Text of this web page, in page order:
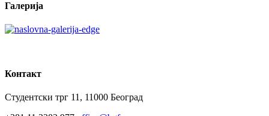
Галерија
Контакт
Студентски трг 11, 11000 Београд